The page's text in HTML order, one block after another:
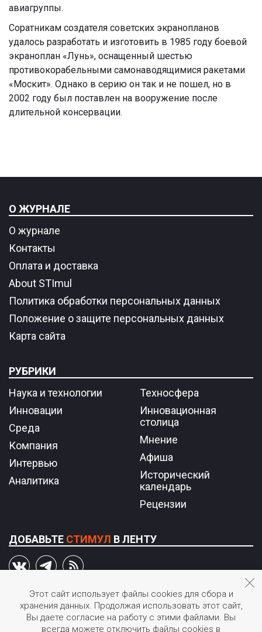
авиагруппы.
Соратникам создателя советских экранопланов
удалось разработать и изготовить в 1985 году боевой
экраноплан «Лунь», оснащенный шестью
противокорабельными самонаводящимися ракетами
«Москит». Однако в серию он так и не пошел, но в
2002 году был поставлен на вооружение после
длительной консервации.
О ЖУРНАЛЕ
О журнале
Контакты
Оплата и доставка
About STImul
Политика обработки персональных данных
Положение о защите персональных данных
Карта сайта
РУБРИКИ
Наука и технологии
Инновации
Среда
Компания
Интервью
Аналитика
Техносфера
Инновационная
столица
Мнение
Афиша
Исторический
календарь
Рецензии
ДОБАВЬТЕ СТИМУЛ В ЛЕНТУ
© 2026 STIмул.
Журнал об инновациях в России.
Этот сайт использует файлы cookies для сбора и
хранения данных. Продолжая использовать этот сайт,
Вы даете согласие на работу с этими файлами. Вы
всегда можете отключить файлы cookies в